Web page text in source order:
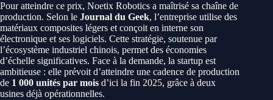
Pour atteindre ce prix, Noetix Robotics a maîtrisé sa chaîne de
production. Selon le Journal du Geek, l’entreprise utilise des
matériaux composites légers et conçoit en interne son
électronique et ses logiciels. Cette stratégie, soutenue par
l’écosystème industriel chinois, permet des économies
d’échelle significatives. Face à la demande, la startup est
ambitieuse : elle prévoit d’atteindre une cadence de production
de 1 000 unités par mois d’ici la fin 2025, grâce à deux
usines déjà opérationnelles.